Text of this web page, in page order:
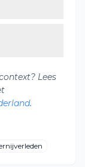
Lees
.